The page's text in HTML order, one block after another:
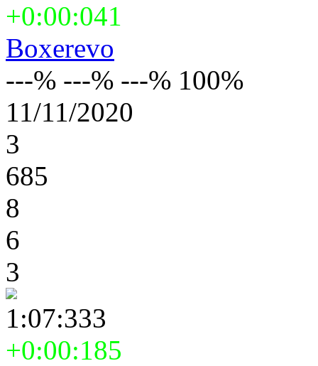
+0:00:041
Boxerevo
---% ---% ---% 100%
11/11/2020
3
685
8
6
3
1:07:333
+0:00:185